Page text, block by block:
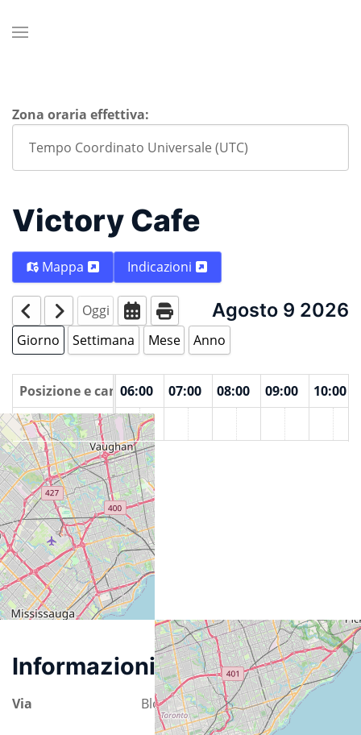
Zona oraria effettiva:
Victory Cafe
Mappa Indicazioni
Oggi Agosto 9 2026
Giorno Settimana Mese Anno
Posizione e camere
04:00 05:00 06:00 07:00 08:00 09:00
10:00
Victory Cafe
Informazioni sulla località
Via Bloor Street West 440